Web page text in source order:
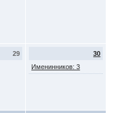
29
30
Именинников: 3